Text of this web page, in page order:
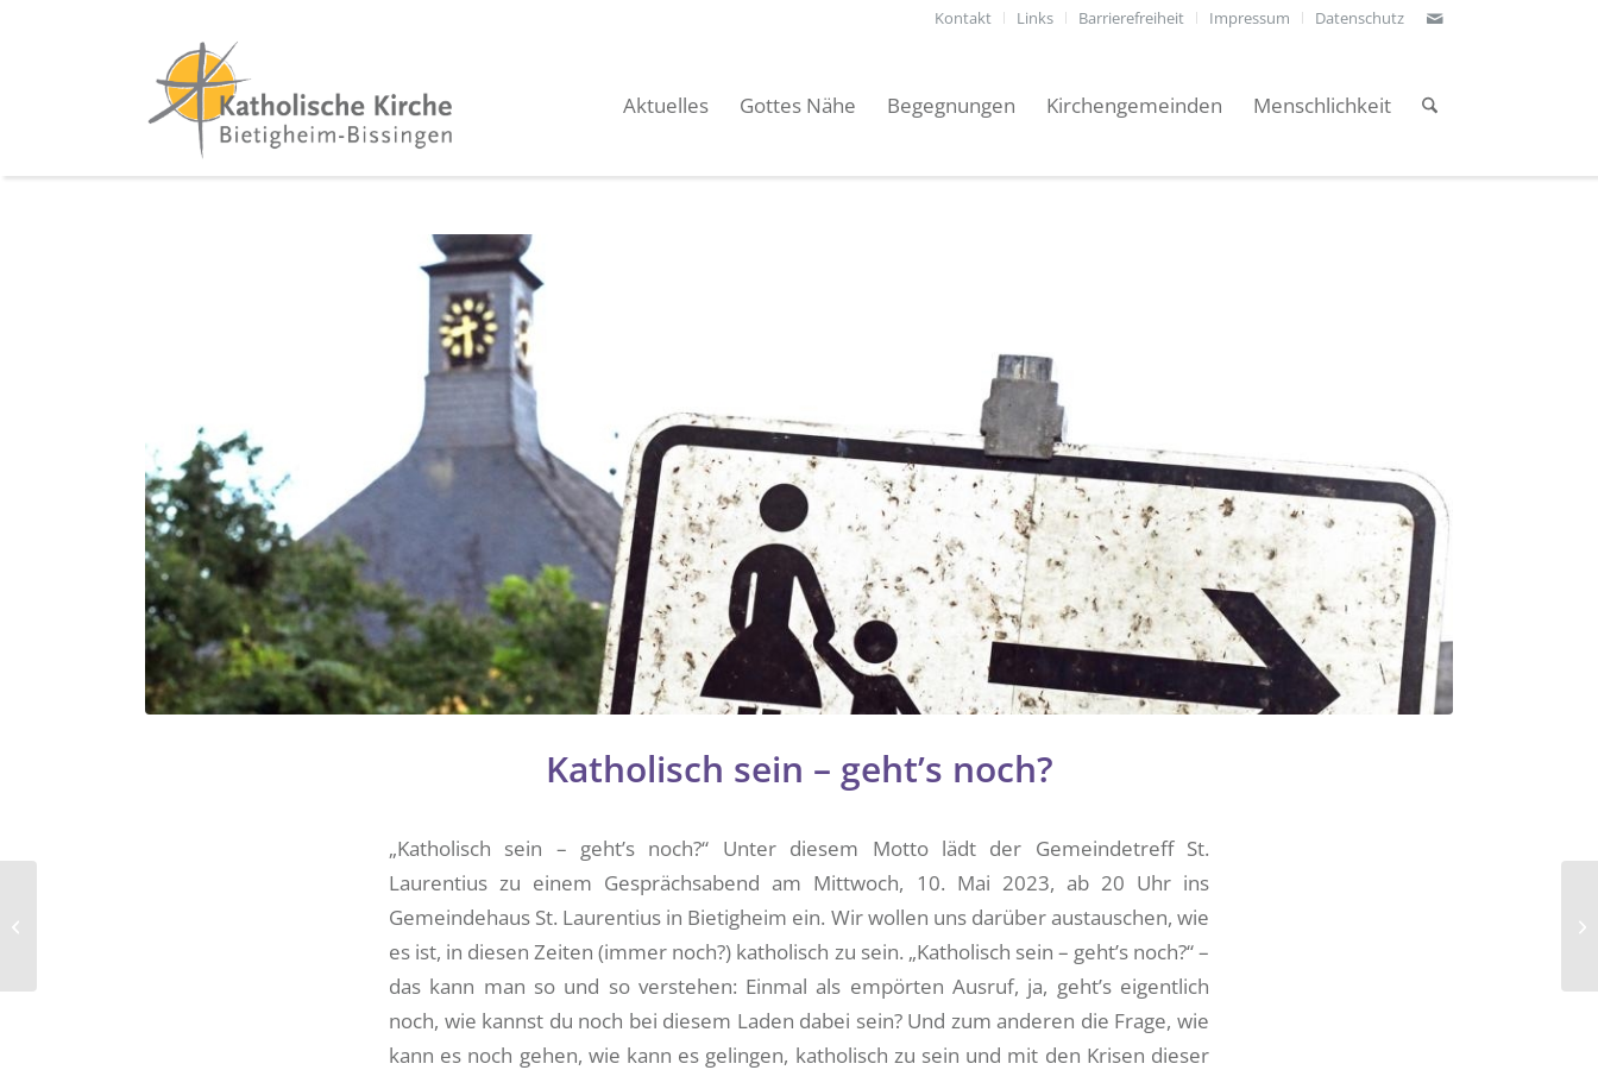
Kontakt Links Barrierefreiheit Impressum Datenschutz
Aktuelles Gottes Nähe Begegnungen Kirchengemeinden Menschlichkeit
Katholisch sein – geht’s noch?
„Katholisch sein – geht’s noch?“ Unter diesem Motto lädt der Gemeindetreff St.
Laurentius zu einem Gesprächsabend am Mittwoch, 10. Mai 2023, ab 20 Uhr ins
Gemeindehaus St. Laurentius in Bietigheim ein. Wir wollen uns darüber austauschen, wie
es ist, in diesen Zeiten (immer noch?) katholisch zu sein. „Katholisch sein – geht’s noch?“ –
das kann man so und so verstehen: Einmal als empörten Ausruf, ja, geht’s eigentlich
noch, wie kannst du noch bei diesem Laden dabei sein? Und zum anderen die Frage, wie
kann es noch gehen, wie kann es gelingen, katholisch zu sein und mit den Krisen dieser